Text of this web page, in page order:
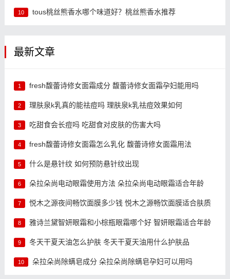
10 tous桃丝熊香水哪个味道好？桃丝熊香水推荐
最新文章
1 fresh馥蕾诗修女面霜成分 馥蕾诗修女面霜孕妇能用吗
2 理肤泉k乳真的能祛痘吗 理肤泉k乳祛痘效果如何
3 吃甜食会长痘吗 吃甜食对皮肤的伤害大吗
4 fresh馥蕾诗修女面霜怎么乳化 馥蕾诗修女面霜用法
5 什么是悬针纹 如何预防悬针纹出现
6 朵拉朵尚电动眼霜使用方法 朵拉朵尚电动眼霜适合年龄
7 悦木之源夜间畅饮面膜多少钱 悦木之源畅饮面膜适合肤质
8 雅诗兰黛智妍眼霜和小棕瓶眼霜哪个好 智妍眼霜适合年龄
9 冬天干夏天油怎么护肤 冬天干夏天油用什么护肤品
10 朵拉朵尚除螨皂成分 朵拉朵尚除螨皂孕妇可以用吗